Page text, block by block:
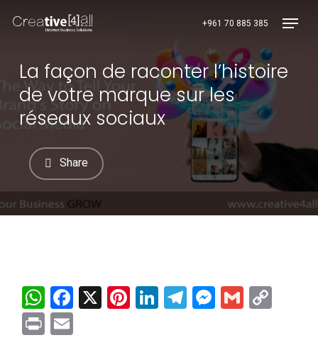
content
+961 70 885 385
La façon de raconter l’histoire
de votre marque sur les
réseaux sociaux
Share
WhatsApp
Facebook
X Pinterest
LinkedIn
Telegram
Gmail
PrintEmail